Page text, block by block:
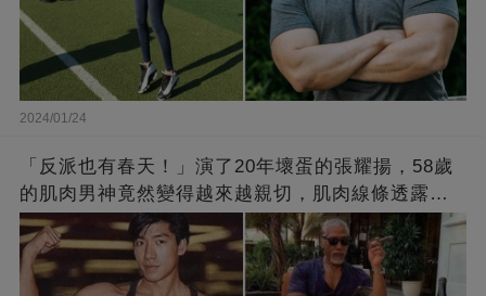
2024/01/24
「反派也有春天！」演了20年壞蛋的張耀揚，58歲
的肌肉男神竟然變得越來越親切，肌肉線條透露了
他的秘密！